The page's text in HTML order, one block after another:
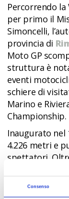
Consenso
Percorrendo
per primo il
Simoncelli,
provincia di
Moto GP
struttura è
eventi
schiere di
Marino e
Championship.
Inaugurato nel
4.226 metri e
spettatori.
Circuit si